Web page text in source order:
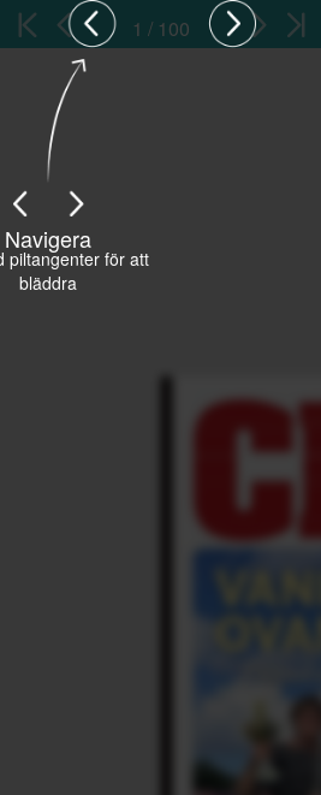
Navigera
piltangenter för att
bläddra
1 / 100